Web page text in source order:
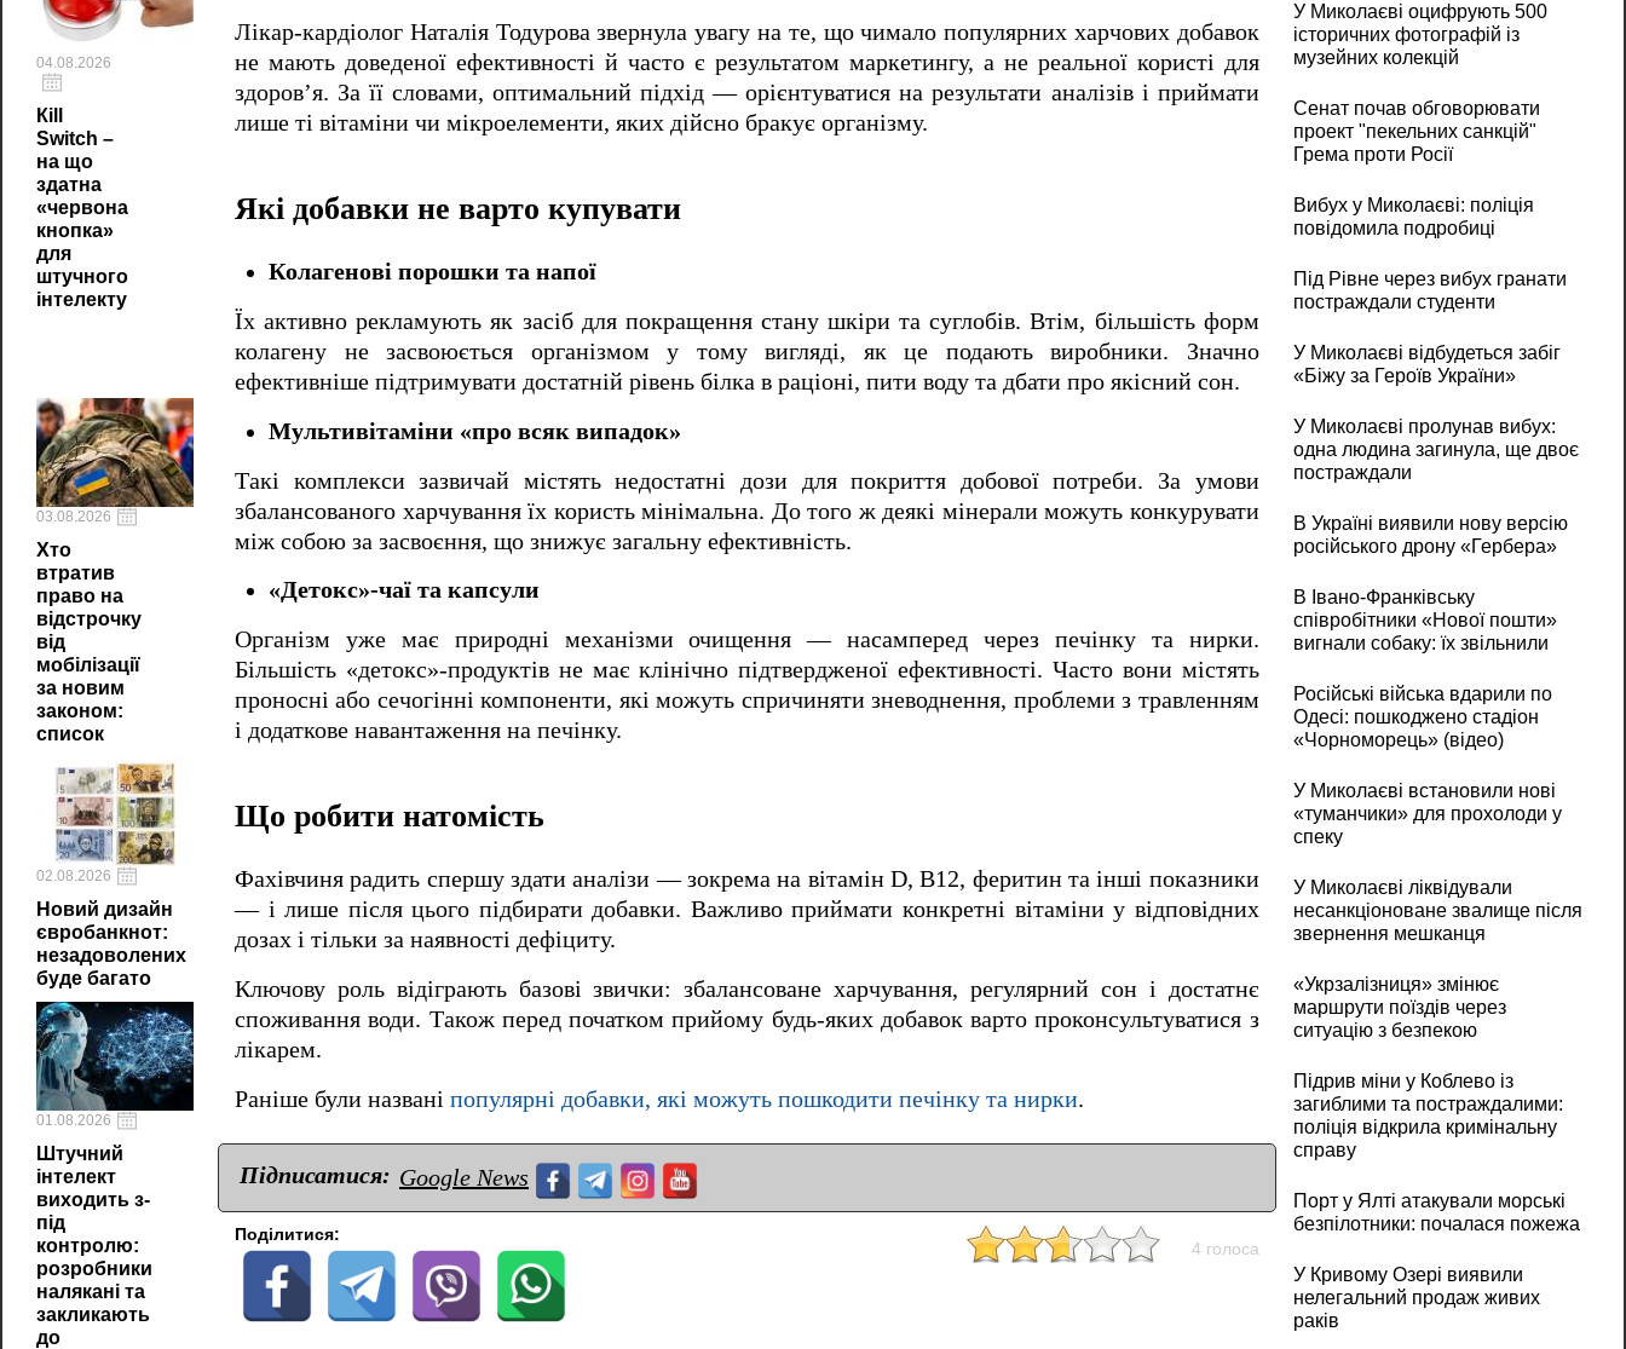
04.08.2026
Кill
Switch –
на що
здатна
«червона
кнопка»
для
штучного
інтелекту
03.08.2026
Хто
втратив
право на
відстрочку
від
мобілізації
за новим
законом:
список
02.08.2026
Новий дизайн
євробанкнот:
незадоволених
буде багато
01.08.2026
Штучний
інтелект
виходить з-
під
контролю:
розробники
налякані та
закликають
до
Лікар-кардіолог Наталія Тодурова звернула увагу на те, що чимало популярних харчових добавок
не мають доведеної ефективності й часто є результатом маркетингу, а не реальної користі для
здоров’я. За її словами, оптимальний підхід — орієнтуватися на результати аналізів і приймати
лише ті вітаміни чи мікроелементи, яких дійсно бракує організму.
Які добавки не варто купувати
Колагенові порошки та напої
Їх активно рекламують як засіб для покращення стану шкіри та суглобів. Втім, більшість форм
колагену не засвоюється організмом у тому вигляді, як це подають виробники. Значно
ефективніше підтримувати достатній рівень білка в раціоні, пити воду та дбати про якісний сон.
Мультивітаміни «про всяк випадок»
Такі комплекси зазвичай містять недостатні дози для покриття добової потреби. За умови
збалансованого харчування їх користь мінімальна. До того ж деякі мінерали можуть конкурувати
між собою за засвоєння, що знижує загальну ефективність.
«Детокс»-чаї та капсули
Організм уже має природні механізми очищення — насамперед через печінку та нирки.
Більшість «детокс»-продуктів не має клінічно підтвердженої ефективності. Часто вони містять
проносні або сечогінні компоненти, які можуть спричиняти зневоднення, проблеми з травленням
і додаткове навантаження на печінку.
Що робити натомість
Фахівчиня радить спершу здати аналізи — зокрема на вітамін D, B12, феритин та інші показники
— і лише після цього підбирати добавки. Важливо приймати конкретні вітаміни у відповідних
дозах і тільки за наявності дефіциту.
Ключову роль відіграють базові звички: збалансоване харчування, регулярний сон і достатнє
споживання води. Також перед початком прийому будь-яких добавок варто проконсультуватися з
лікарем.
Раніше були названі популярні добавки, які можуть пошкодити печінку та нирки.
Підписатися: Google News
Поділитися:
4 голоса
У Миколаєві оцифрують 500
історичних фотографій із
музейних колекцій
Сенат почав обговорювати
проект "пекельних санкцій"
Грема проти Росії
Вибух у Миколаєві: поліція
повідомила подробиці
Під Рівне через вибух гранати
постраждали студенти
У Миколаєві відбудеться забіг
«Біжу за Героїв України»
У Миколаєві пролунав вибух:
одна людина загинула, ще двоє
постраждали
В Україні виявили нову версію
російського дрону «Гербера»
В Івано-Франківську
співробітники «Нової пошти»
вигнали собаку: їх звільнили
Російські війська вдарили по
Одесі: пошкоджено стадіон
«Чорноморець» (відео)
У Миколаєві встановили нові
«туманчики» для прохолоди у
спеку
У Миколаєві ліквідували
несанкціоноване звалище після
звернення мешканця
«Укрзалізниця» змінює
маршрути поїздів через
ситуацію з безпекою
Підрив міни у Коблево із
загиблими та постраждалими:
поліція відкрила кримінальну
справу
Порт у Ялті атакували морські
безпілотники: почалася пожежа
У Кривому Озері виявили
нелегальний продаж живих
раків